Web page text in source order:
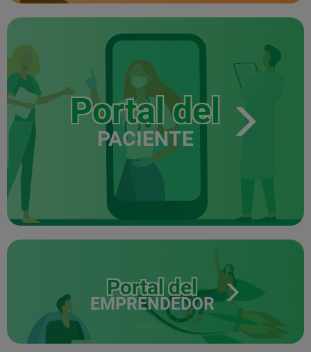
Portal del
PACIENTE
Portal del
EMPRENDEDOR